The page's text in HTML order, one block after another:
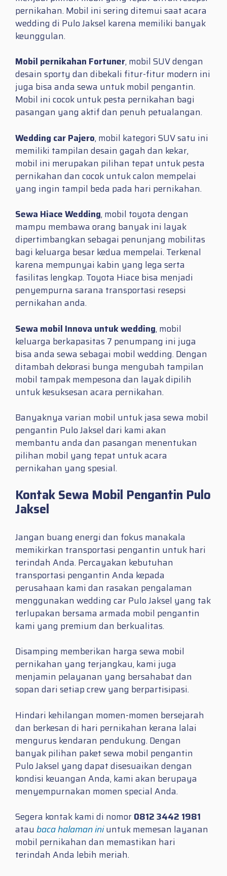
pernikahan. Mobil ini sering ditemui saat acara
wedding di Pulo Jaksel karena memiliki banyak
keunggulan.
Mobil pernikahan Fortuner, mobil SUV dengan
desain sporty dan dibekali fitur-fitur modern ini
juga bisa anda sewa untuk mobil pengantin.
Mobil ini cocok untuk pesta pernikahan bagi
pasangan yang aktif dan penuh petualangan.
Wedding car Pajero, mobil kategori SUV satu ini
memiliki tampilan desain gagah dan kekar,
mobil ini merupakan pilihan tepat untuk pesta
pernikahan dan cocok untuk calon mempelai
yang ingin tampil beda pada hari pernikahan.
Sewa Hiace Wedding, mobil toyota dengan
mampu membawa orang banyak ini layak
dipertimbangkan sebagai penunjang mobilitas
bagi keluarga besar kedua mempelai. Terkenal
karena mempunyai kabin yang lega serta
fasilitas lengkap. Toyota Hiace bisa menjadi
penyempurna sarana transportasi resepsi
pernikahan anda.
Sewa mobil Innova untuk wedding, mobil
keluarga berkapasitas 7 penumpang ini juga
bisa anda sewa sebagai mobil wedding. Dengan
ditambah dekorasi bunga mengubah tampilan
mobil tampak mempesona dan layak dipilih
untuk kesuksesan acara pernikahan.
Banyaknya varian mobil untuk jasa sewa mobil
pengantin Pulo Jaksel dari kami akan
membantu anda dan pasangan menentukan
pilihan mobil yang tepat untuk acara
pernikahan yang spesial.
Kontak Sewa Mobil Pengantin Pulo
Jaksel
Jangan buang energi dan fokus manakala
memikirkan transportasi pengantin untuk hari
terindah Anda. Percayakan kebutuhan
transportasi pengantin Anda kepada
perusahaan kami dan rasakan pengalaman
menggunakan wedding car Pulo Jaksel yang tak
terlupakan bersama armada mobil pengantin
kami yang premium dan berkualitas.
Disamping memberikan harga sewa mobil
pernikahan yang terjangkau, kami juga
menjamin pelayanan yang bersahabat dan
sopan dari setiap crew yang berpartisipasi.
Hindari kehilangan momen-momen bersejarah
dan berkesan di hari pernikahan kerana lalai
mengurus kendaran pendukung. Dengan
banyak pilihan paket sewa mobil pengantin
Pulo Jaksel yang dapat disesuaikan dengan
kondisi keuangan Anda, kami akan berupaya
menyempurnakan momen special Anda.
Segera kontak kami di nomor0812 3442 1981
atau baca halaman iniuntuk memesan layanan
mobil pernikahan dan memastikan hari
terindah Anda lebih meriah.